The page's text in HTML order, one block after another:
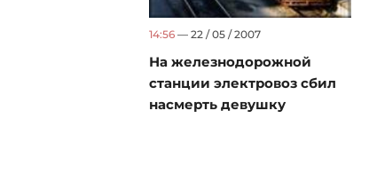
14:56 — 22 / 05 / 2007
На железнодорожной
станции электровоз сбил
насмерть девушку